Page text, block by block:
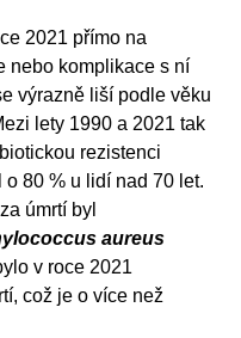
2021 přímo na
nebo komplikace s ní
výrazně liší podle věku
lety 1990 a 2021 tak
rezistenci
80 % u lidí nad 70 let.
úmrtí byl
aureus
v roce 2021
což je o více než